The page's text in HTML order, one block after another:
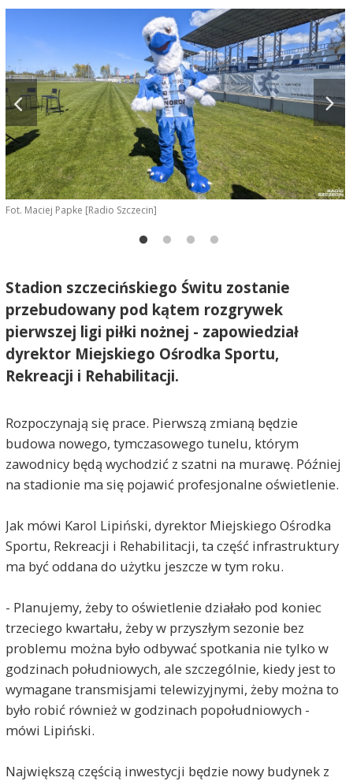
Fot. Maciej Papke [Radio Szczecin]
Stadion szczecińskiego Świtu zostanie
przebudowany pod kątem rozgrywek
pierwszej ligi piłki nożnej - zapowiedział
dyrektor Miejskiego Ośrodka Sportu,
Rekreacji i Rehabilitacji.
Rozpoczynają się prace. Pierwszą zmianą będzie
budowa nowego, tymczasowego tunelu, którym
zawodnicy będą wychodzić z szatni na murawę. Później
na stadionie ma się pojawić profesjonalne oświetlenie.
Jak mówi Karol Lipiński, dyrektor Miejskiego Ośrodka
Sportu, Rekreacji i Rehabilitacji, ta część infrastruktury
ma być oddana do użytku jeszcze w tym roku.
- Planujemy, żeby to oświetlenie działało pod koniec
trzeciego kwartału, żeby w przyszłym sezonie bez
problemu można było odbywać spotkania nie tylko w
godzinach południowych, ale szczególnie, kiedy jest to
wymagane transmisjami telewizyjnymi, żeby można to
było robić również w godzinach popołudniowych -
mówi Lipiński.
Największą częścią inwestycji będzie nowy budynek z